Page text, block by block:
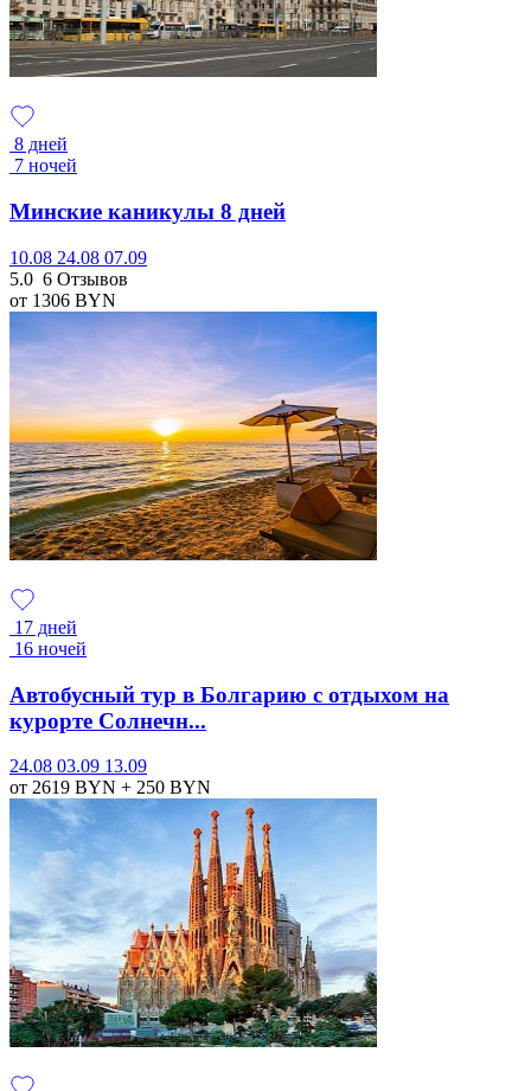
8 дней
7 ночей
Минские каникулы 8 дней
10.08 24.08 07.09
5.0 6 Отзывов
от 1306 BYN
17 дней
16 ночей
Автобусный тур в Болгарию с отдыхом на
курорте Солнечн...
24.08 03.09 13.09
от 2619 BYN + 250 BYN